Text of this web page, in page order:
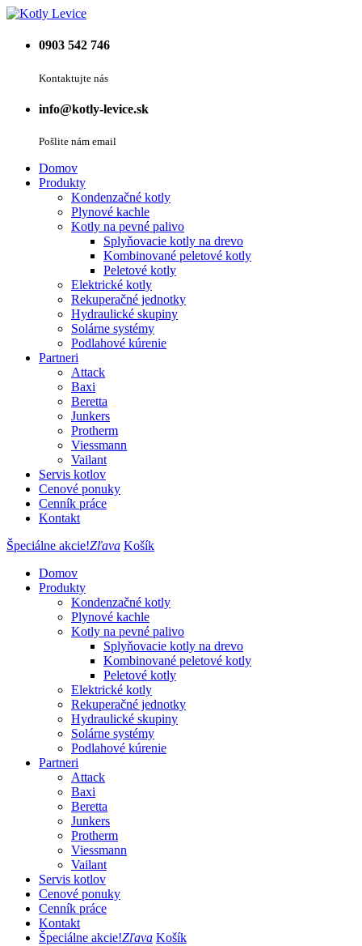
0903 542 746
Kontaktujte nás
info@kotly-levice.sk
Pošlite nám email
Domov
Produkty
Kondenzačné kotly
Plynové kachle
Kotly na pevné palivo
Splyňovacie kotly na drevo
Kombinované peletové kotly
Peletové kotly
Elektrické kotly
Rekuperačné jednotky
Hydraulické skupiny
Solárne systémy
Podlahové kúrenie
Partneri
Attack
Baxi
Beretta
Junkers
Protherm
Viessmann
Vailant
Servis kotlov
Cenové ponuky
Cenník práce
Kontakt
Špeciálne akcie!Zľava Košík
Domov
Produkty
Kondenzačné kotly
Plynové kachle
Kotly na pevné palivo
Splyňovacie kotly na drevo
Kombinované peletové kotly
Peletové kotly
Elektrické kotly
Rekuperačné jednotky
Hydraulické skupiny
Solárne systémy
Podlahové kúrenie
Partneri
Attack
Baxi
Beretta
Junkers
Protherm
Viessmann
Vailant
Servis kotlov
Cenové ponuky
Cenník práce
Kontakt
Špeciálne akcie!Zľava Košík